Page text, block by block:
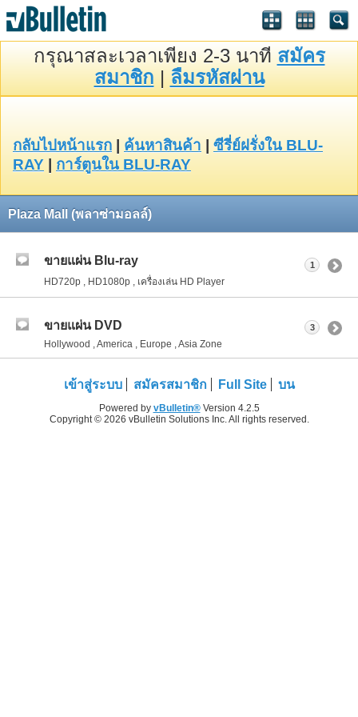
กรุณาสละเวลาเพียง 2-3 นาที สมัคร
สมาชิก | ลืมรหัสผ่าน
กลับไปหน้าแรก ค้นหาสินค้า
ซีรี่ย์ฝรั่งใน BLU-
RAY
การ์ตูนใน BLU-RAY
Plaza Mall (พลาซ่ามอลล์)
ขายแผ่น Blu-ray
HD720p , HD1080p , เครื่องเล่น HD Player
1
ขายแผ่น DVD
Hollywood , America , Europe , Asia Zone
3
เข้าสู่ระบบ สมัครสมาชิก Full Site บน
Powered by vBulletin®Version 4.2.5
Copyright © 2026 vBulletin Solutions Inc. All rights reserved.